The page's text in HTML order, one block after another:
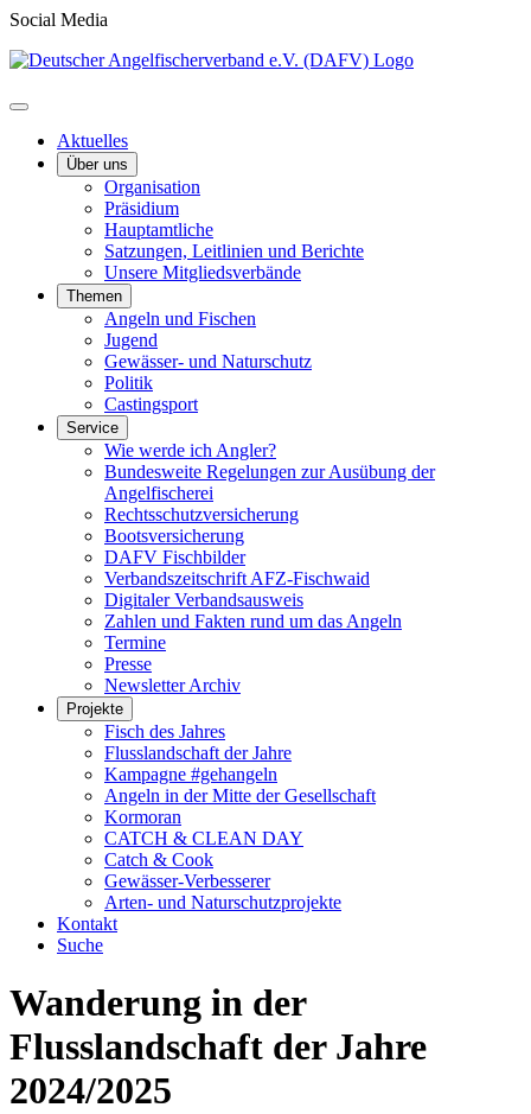
Social Media
Aktuelles
Über uns
Organisation
Präsidium
Hauptamtliche
Satzungen, Leitlinien und Berichte
Unsere Mitgliedsverbände
Themen
Angeln und Fischen
Jugend
Gewässer- und Naturschutz
Politik
Castingsport
Service
Wie werde ich Angler?
Bundesweite Regelungen zur Ausübung der
Angelfischerei
Rechtsschutzversicherung
Bootsversicherung
DAFV Fischbilder
Verbandszeitschrift AFZ-Fischwaid
Digitaler Verbandsausweis
Zahlen und Fakten rund um das Angeln
Termine
Presse
Newsletter Archiv
Projekte
Fisch des Jahres
Flusslandschaft der Jahre
Kampagne #gehangeln
Angeln in der Mitte der Gesellschaft
Kormoran
CATCH & CLEAN DAY
Catch & Cook
Gewässer-Verbesserer
Arten- und Naturschutzprojekte
Kontakt
Suche
Wanderung in der
Flusslandschaft der Jahre
2024/2025